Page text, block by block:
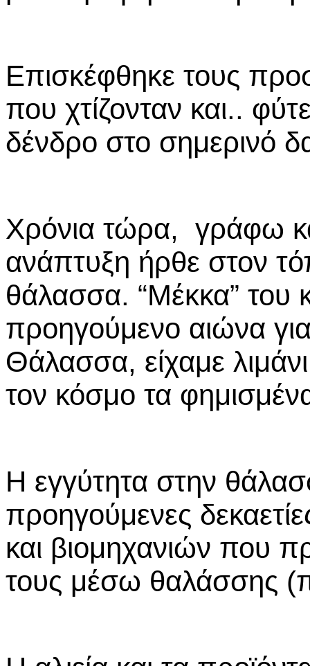
Επισκέφθηκε τους
που χτίζονταν και..
δένδρο στο σημερινό
Χρόνια τώρα, γράφω
ανάπτυξη ήρθε στον
θάλασσα. “Μέκκα” του
προηγούμενο αιώνα
Θάλασσα, είχαμε
τον κόσμο τα
Η εγγύτητα στην
προηγούμενες
και βιομηχανιών που
τους μέσω θαλάσσης